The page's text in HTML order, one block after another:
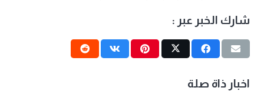
شارك الخبر عبر :
اخبار ذاة صلة